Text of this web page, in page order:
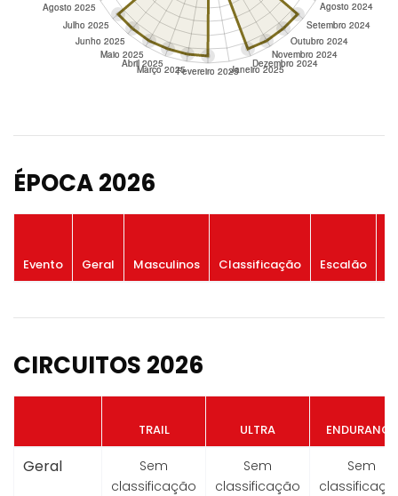
ÉPOCA 2026
Evento Geral Masculinos Classificação Escalão
CIRCUITOS 2026
TRAIL ULTRA ENDURANCE
Geral
Sem
classificação
Sem
classificação
Sem